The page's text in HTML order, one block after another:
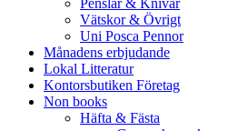
Penslar & Knivar
Vätskor & Övrigt
Uni Posca Pennor
Månadens erbjudande
Lokal Litteratur
Kontorsbutiken Företag
Non books
Häfta & Fästa